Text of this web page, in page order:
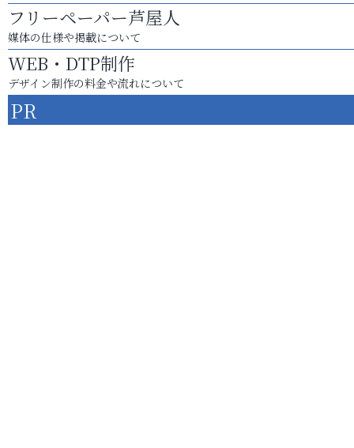
フリーペーパー芦屋人
媒体の仕様や掲載について
WEB・DTP制作
デザイン制作の料金や流れについて
PR